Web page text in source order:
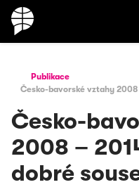
Publikace
Česko-bavorské vztahy
Česko-
2008 –
dobré